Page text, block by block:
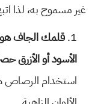
غير مسموح به، لذا
قلمك الجاف
الأسود أو الأزرق
استخدام الرصاص